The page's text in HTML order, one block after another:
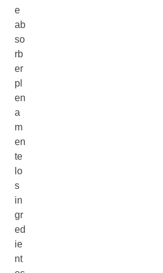
e
ab
so
rb
er
pl
en
a
m
en
te
lo
s
in
gr
ed
ie
nt